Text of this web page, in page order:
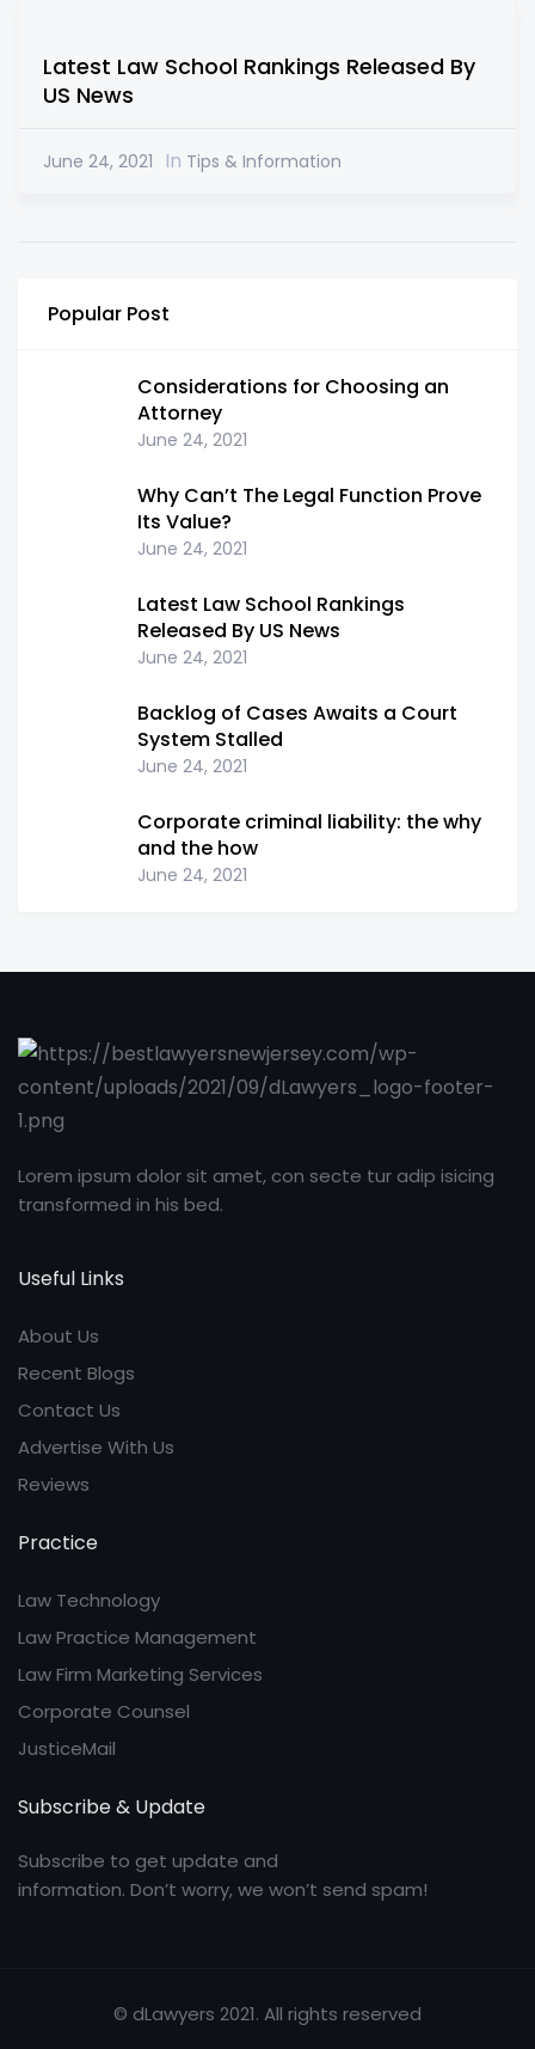
Latest Law School Rankings Released By
US News
June 24, 2021 In Tips & Information
Popular Post
Considerations for Choosing an
Attorney
June 24, 2021
Why Can’t The Legal Function Prove
Its Value?
June 24, 2021
Latest Law School Rankings
Released By US News
June 24, 2021
Backlog of Cases Awaits a Court
System Stalled
June 24, 2021
Corporate criminal liability: the why
and the how
June 24, 2021
Lorem ipsum dolor sit amet, con secte tur adip isicing
transformed in his bed.
Useful Links
About Us
Recent Blogs
Contact Us
Advertise With Us
Reviews
Practice
Law Technology
Law Practice Management
Law Firm Marketing Services
Corporate Counsel
JusticeMail
Subscribe & Update
Subscribe to get update and
information. Don’t worry, we won’t send spam!
© dLawyers 2021. All rights reserved